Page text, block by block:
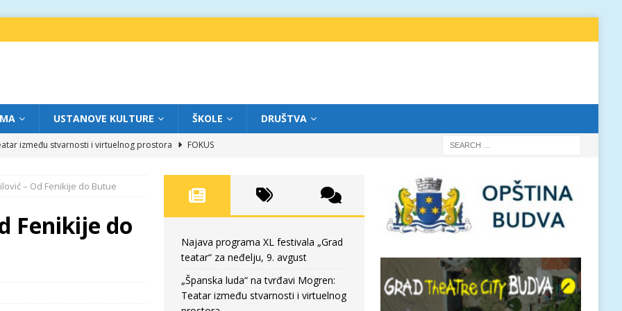
USTANOVE KULTURE ŠKOLE DRUŠTVA
između stvarnosti i virtuelnog prostora
FOKUS
kao traganje za onim što ne možemo do kraja da dokučimo
za petak, 7. avgust
– Od Fenikije do Butue
Fenikije do
Najava programa XL festivala „Grad
teatar“ za neđelju, 9. avgust
„Španska luda“ na tvrđavi Mogren:
Teatar između stvarnosti i virtuelnog